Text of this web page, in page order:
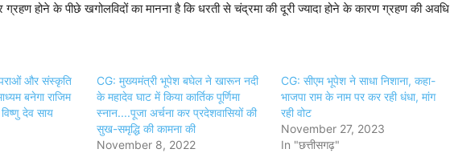
ग्रहण होने के पीछे खगोलविदों का मानना है कि धरती से चंद्रमा की दूरी ज्‍यादा होने के कारण ग्रहण की अवधि
और संस्कृति
बनेगा राजिम
देव साय
CG: मुख्यमंत्री भूपेश बघेल ने खारून नदी
के महादेव घाट में किया कार्तिक पूर्णिमा
स्नान....पूजा अर्चना कर प्रदेशवासियों की
सुख-समृद्धि की कामना की
November 8, 2022
CG: सीएम भूपेश ने साधा निशाना, कहा-
भाजपा राम के नाम पर कर रही धंधा, मांग
रही वोट
November 27, 2023
In "छत्तीसगढ़"